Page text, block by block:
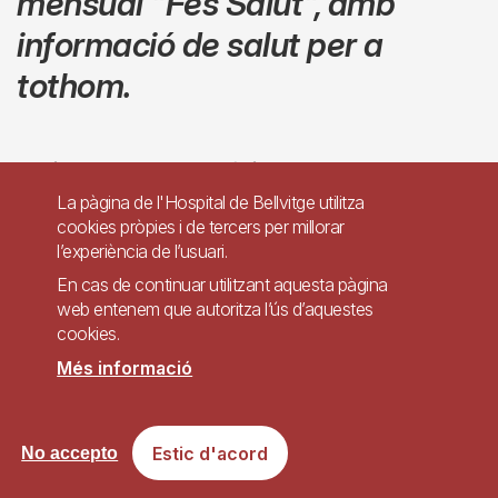
informació de salut per a
tothom.
Escriu el teu correu electrònic
SUBSCRIURE'M
L'acceptació d'aquestes condicions, suposa que doneu el
La pàgina de l'Hospital de Bellvitge utilitza
cookies pròpies i de tercers per millorar
l’experiència de l’usuari.
En cas de continuar utilitzant aquesta pàgina
web entenem que autoritza l’ús d’aquestes
cookies.
Més informació
Estic d'acord
No accepto